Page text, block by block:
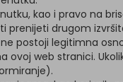
kao i pravo na
prenijeti drugom
postoji legitimna
ovoj web stranici.